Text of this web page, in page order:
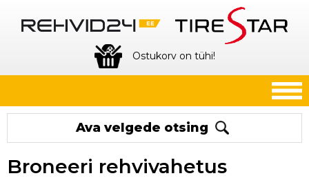
Ostukorv on tühi!
Ava velgede otsing
Broneeri rehvivahetus